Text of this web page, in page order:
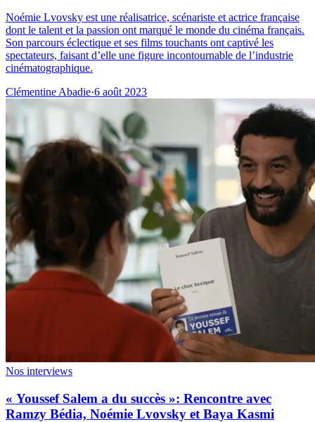
Noémie Lvovsky est une réalisatrice, scénariste et actrice française
dont le talent et la passion ont marqué le monde du cinéma français.
Son parcours éclectique et ses films touchants ont captivé les
spectateurs, faisant d’elle une figure incontournable de l’industrie
cinématographique.
Clémentine Abadie·6 août 2023
Nos interviews
« Youssef Salem a du succès »: Rencontre avec
Ramzy Bédia, Noémie Lvovsky et Baya Kasmi